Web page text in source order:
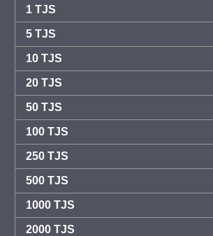
1 TJS
5 TJS
10 TJS
20 TJS
50 TJS
100 TJS
250 TJS
500 TJS
1000 TJS
2000 TJS